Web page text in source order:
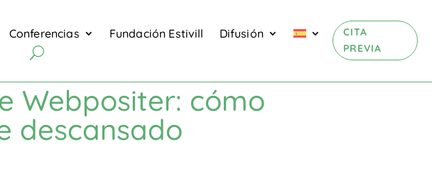
Conferencias Fundación Estivill Difusión
CITA
PREVIA
Webpositer: cómo
descansado